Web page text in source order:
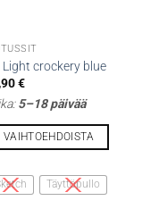
Light crockery blue
€Hintaluokka:
-
5–18 päivää
VAIHTOEHDOISTA
Täyttöpullo